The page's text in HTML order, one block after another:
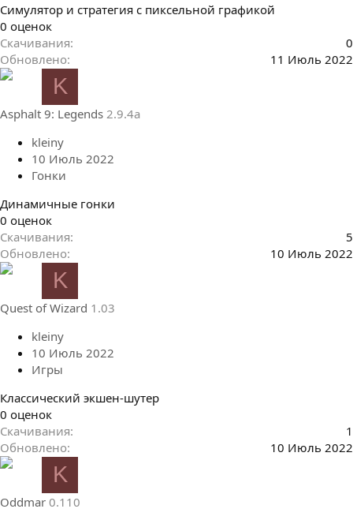
Симулятор и стратегия с пиксельной графикой
0
.
0
0
в
0 оценок
Скачивания
0
Обновлено
11 Июль 2022
K
Asphalt 9: Legends 2.9.4a
kleiny
10 Июль 2022
Гонки
Динамичные гонки
0
.
0
0
в
ё
0 оценок
Скачивания
5
Обновлено
10 Июль 2022
K
Quest of Wizard 1.03
kleiny
10 Июль 2022
Игры
Классический экшен-шутер
0
.
0
0
в
0 оценок
Скачивания
1
Обновлено
10 Июль 2022
K
Oddmar 0.110